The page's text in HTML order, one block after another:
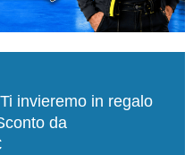
invieremo in regalo
da